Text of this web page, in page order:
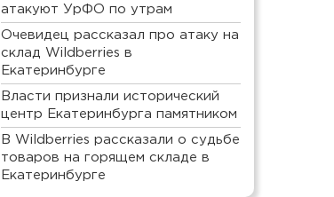
атакуют УрФО по утрам
Очевидец рассказал про атаку на
склад Wildberries в
Екатеринбурге
Власти признали исторический
центр Екатеринбурга памятником
В Wildberries рассказали о судьбе
товаров на горящем складе в
Екатеринбурге